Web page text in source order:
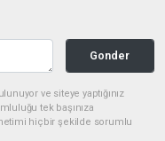
Gonder
ve siteye yaptığınız
tek başınıza
hiçbir şekilde sorumlu